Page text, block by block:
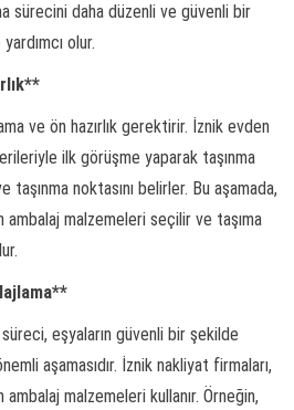
sürecini daha düzenli ve güvenli bir
olur.
ve ön hazırlık gerektirir. İznik evden
ilk görüşme yaparak taşınma
taşınma noktasını belirler. Bu aşamada,
ambalaj malzemeleri seçilir ve taşıma
eşyaların güvenli bir şekilde
aşamasıdır. İznik nakliyat firmaları,
malzemeleri kullanır. Örneğin,